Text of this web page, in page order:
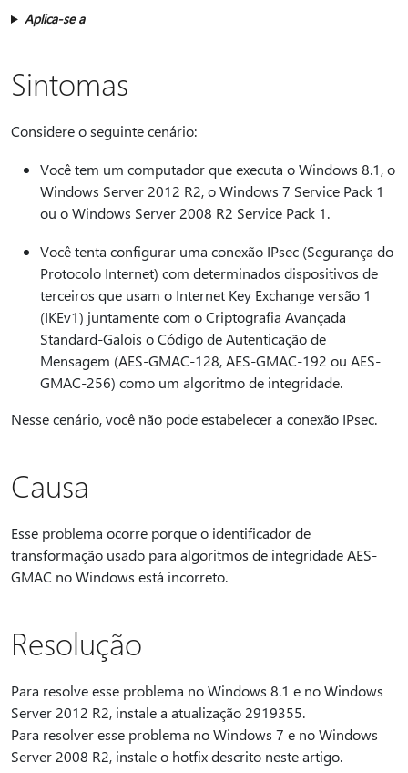
Aplica-se a
Sintomas
Considere o seguinte cenário:
Você tem um computador que executa o Windows 8.1, o
Windows Server 2012 R2, o Windows 7 Service Pack 1
ou o Windows Server 2008 R2 Service Pack 1.
Você tenta configurar uma conexão IPsec (Segurança do
Protocolo Internet) com determinados dispositivos de
terceiros que usam o Internet Key Exchange versão 1
(IKEv1) juntamente com o Criptografia Avançada
Standard-Galois o Código de Autenticação de
Mensagem (AES-GMAC-128, AES-GMAC-192 ou AES-
GMAC-256) como um algoritmo de integridade.
Nesse cenário, você não pode estabelecer a conexão IPsec.
Causa
Esse problema ocorre porque o identificador de
transformação usado para algoritmos de integridade AES-
GMAC no Windows está incorreto.
Resolução
Para resolve esse problema no Windows 8.1 e no Windows
Server 2012 R2, instale a atualização 2919355.
Para resolver esse problema no Windows 7 e no Windows
Server 2008 R2, instale o hotfix descrito neste artigo.